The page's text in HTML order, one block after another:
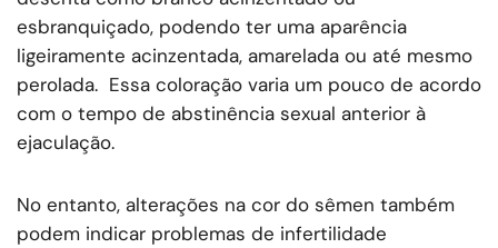
esbranquiçado, podendo ter uma aparência
ligeiramente acinzentada, amarelada ou até mesmo
perolada. Essa coloração varia um pouco de acordo
com o tempo de abstinência sexual anterior à
ejaculação.
No entanto, alterações na cor do sêmen também
podem indicar problemas de infertilidade